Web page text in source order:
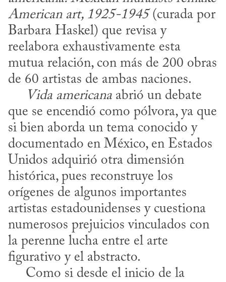
American art, 1925-1945 (curada por
Barbara Haskel) que revisa y
reelabora exhaustivamente esta
mutua relación, con más de 200 obras
de 60 artistas de ambas naciones.
Vida americana abrió un debate
que se encendió como pólvora, ya que
si bien aborda un tema conocido y
documentado en México, en Estados
Unidos adquirió otra dimensión
histórica, pues reconstruye los
orígenes de algunos importantes
artistas estadounidenses y cuestiona
numerosos prejuicios vinculados con
la perenne lucha entre el arte
figurativo y el abstracto.